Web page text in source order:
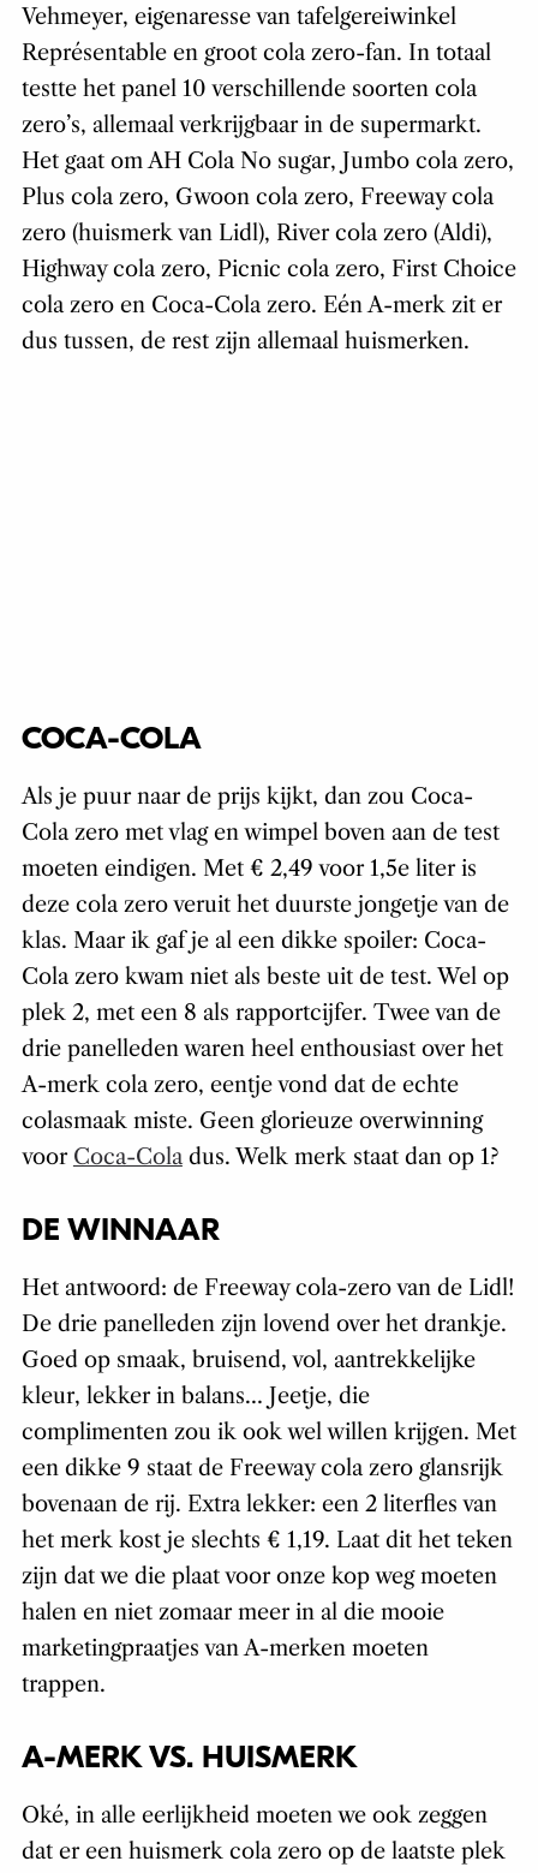
Vehmeyer, eigenaresse van tafelgereiwinkel
Représentable en groot cola zero-fan. In totaal
testte het panel 10 verschillende soorten cola
zero’s, allemaal verkrijgbaar in de supermarkt.
Het gaat om AH Cola No sugar, Jumbo cola zero,
Plus cola zero, Gwoon cola zero, Freeway cola
zero (huismerk van Lidl), River cola zero (Aldi),
Highway cola zero, Picnic cola zero, First Choice
cola zero en Coca-Cola zero. Eén A-merk zit er
dus tussen, de rest zijn allemaal huismerken.
COCA-COLA
Als je puur naar de prijs kijkt, dan zou Coca-
Cola zero met vlag en wimpel boven aan de test
moeten eindigen. Met € 2,49 voor 1,5e liter is
deze cola zero veruit het duurste jongetje van de
klas. Maar ik gaf je al een dikke spoiler: Coca-
Cola zero kwam niet als beste uit de test. Wel op
plek 2, met een 8 als rapportcijfer. Twee van de
drie panelleden waren heel enthousiast over het
A-merk cola zero, eentje vond dat de echte
colasmaak miste. Geen glorieuze overwinning
voor Coca-Coladus. Welk merk staat dan op 1?
DE WINNAAR
Het antwoord: de Freeway cola-zero van de Lidl!
De drie panelleden zijn lovend over het drankje.
Goed op smaak, bruisend, vol, aantrekkelijke
kleur, lekker in balans… Jeetje, die
complimenten zou ik ook wel willen krijgen. Met
een dikke 9 staat de Freeway cola zero glansrijk
bovenaan de rij. Extra lekker: een 2 literfles van
het merk kost je slechts € 1,19. Laat dit het teken
zijn dat we die plaat voor onze kop weg moeten
halen en niet zomaar meer in al die mooie
marketingpraatjes van A-merken moeten
trappen.
A-MERK VS. HUISMERK
Oké, in alle eerlijkheid moeten we ook zeggen
dat er een huismerk cola zero op de laatste plek